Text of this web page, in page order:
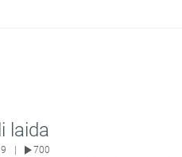
laida
700